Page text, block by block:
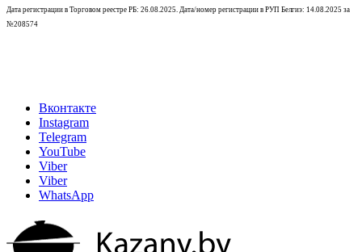
Дата регистрации в Торговом реестре РБ: 26.08.2025. Дата/номер регистрации в РУП Белгиэ: 14.08.2025 за
№208574
Вконтакте
Instagram
Telegram
YouTube
Viber
Viber
WhatsApp